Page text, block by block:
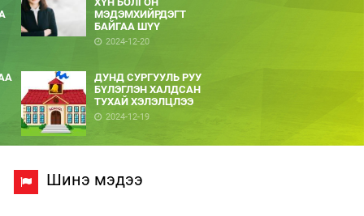
МЭДЭМХИЙРДЭГТ
БАЙГАА ШҮҮ
2024-12-20
ДУНД СУРГУУЛЬ РУУ
БҮЛЭГЛЭН ХАЛДСАН
ТУХАЙ ХЭЛЭЛЦЛЭЭ
2024-12-19
Шинэ мэдээ